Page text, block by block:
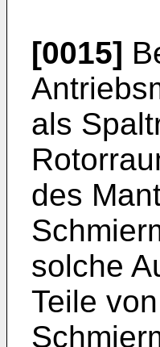
[0015]
als
des
solche
Teile